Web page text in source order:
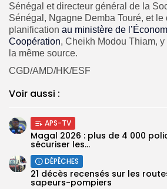
Sénégal et directeur général de la
Sénégal, Ngagne Demba Touré, et le
planification au ministère de
Coopération, Cheikh Modou Thiam,
la même source.
CGD/AMD/HK/ESF
Voir aussi :
APS-TV
Magal 2026 : plus de 4 000
sécuriser les...
DÉPÊCHES
21 décès recensés sur les
sapeurs-pompiers